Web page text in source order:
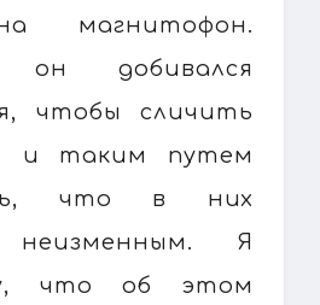
магнитофон.
он добивался
чтобы сличить
и таким путем
что в них
неизменным. Я
что об этом